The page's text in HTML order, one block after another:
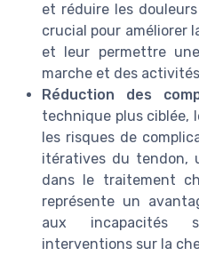
et réduire les
crucial pour améliorer
et leur permettre
marche et des
Réduction des
technique plus ciblée,
les risques de
itératives du tendon,
dans le traitement
représente un
aux incapacités
interventions sur la